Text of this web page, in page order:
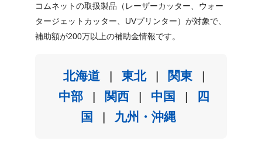
コムネットの取扱製品（レーザーカッター、ウォー
タージェットカッター、UVプリンター）が対象で、
補助額が200万以上の補助金情報です。
北海道 | 東北 | 関東
|
中部
| 関西 | 中国 |
四
国
| 九州・沖縄